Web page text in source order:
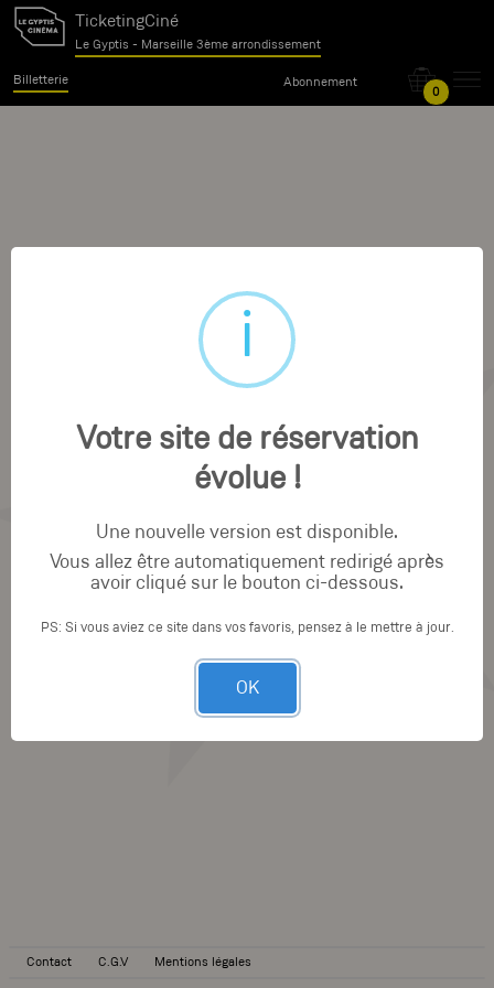
TicketingCiné
Le Gyptis - Marseille 3ème arrondissement
Billetterie Abonnement
0
Contact C.G.V Mentions légales
Votre site de réservation
évolue !
Une nouvelle version est disponible.
Vous allez être automatiquement redirigé après
avoir cliqué sur le bouton ci-dessous.
PS: Si vous aviez ce site dans vos favoris, pensez à le mettre à jour.
OK